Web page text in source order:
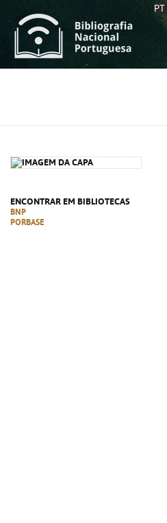
PT
ENCONTRAR EM BIBLIOTECAS
BNP
PORBASE